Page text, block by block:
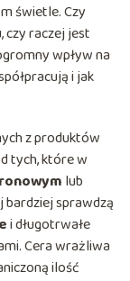
świetle. Czy
czy raczej jest
wpływ na
i jak
z produktów
tych, które w
lub
bardziej sprawdzą
i długotrwałe
Cera wrażliwa
ilość